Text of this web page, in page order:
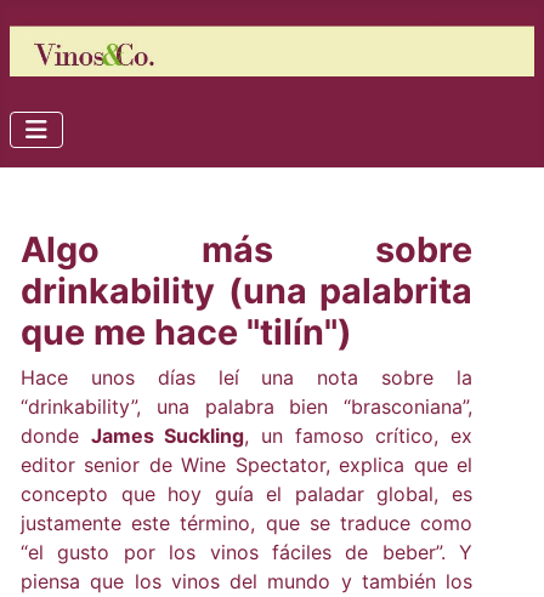
Algo más sobre
drinkability (una palabrita
que me hace "tilín")
Hace unos días leí una nota sobre la
“drinkability”, una palabra bien “brasconiana”,
donde James Suckling, un famoso crítico, ex
editor senior de Wine Spectator, explica que el
concepto que hoy guía el paladar global, es
justamente este término, que se traduce como
“el gusto por los vinos fáciles de beber”. Y
piensa que los vinos del mundo y también los